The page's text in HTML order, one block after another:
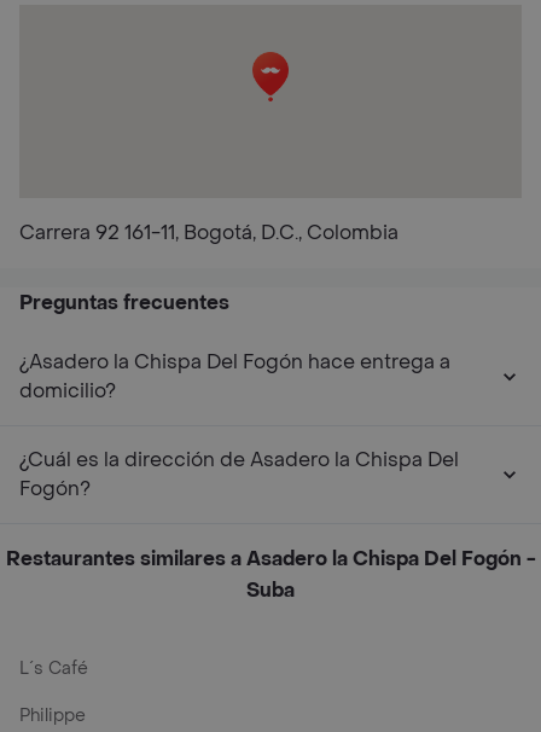
Carrera 92 161-11, Bogotá, D.C., Colombia
Preguntas frecuentes
¿Asadero la Chispa Del Fogón hace entrega a
domicilio?
¿Cuál es la dirección de Asadero la Chispa Del
Fogón?
Restaurantes similares a Asadero la Chispa Del Fogón -
Suba
L´s Café
Philippe